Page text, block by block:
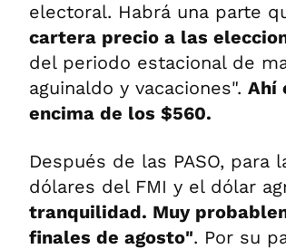
electoral. Habrá una parte
cartera precio a las
del periodo estacional de
aguinaldo y vacaciones". Ahí
encima de los $560.
Después de las PASO,
dólares del FMI y el dólar
tranquilidad. Muy
finales de agosto". Por su